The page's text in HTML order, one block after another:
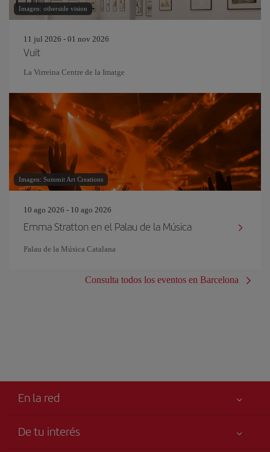
Imagen: otherside vision
11 jul 2026 - 01 nov 2026
Vuit
La Virreina Centre de la Imatge
Imagen: Summit Art Creations
10 ago 2026 - 10 ago 2026
Emma Stratton en el Palau de la Música
Palau de la Música Catalana
Consulta todos los eventos en Barcelona
En la red
De tu interés